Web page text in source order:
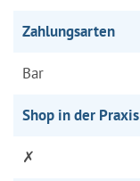
Zahlungsarten
Bar
Shop in der Praxis
✗